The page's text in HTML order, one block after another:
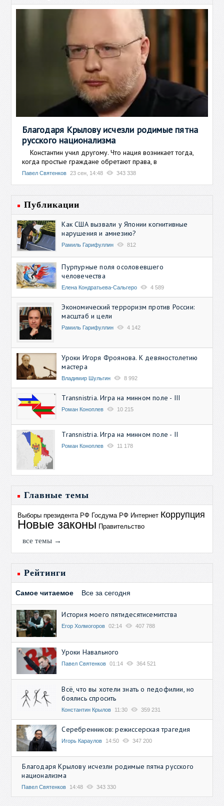
Благодаря Крылову исчезли родимые пятна
русского национализма
Константин учил другому. Что нация возникает тогда,
когда простые граждане обретают права, в
Павел Святенков 23 сен, 14:48 343 338
Публикации
Как США вызвали у Японии когнитивные
нарушения и амнезию?
Рамиль Гарифуллин 812
Пурпурные поля осоловевшего
человечества
Елена Кондратьева-Сальгеро 4 589
Экономический терроризм против России:
масштаб и цели
Рамиль Гарифуллин 4 142
Уроки Игоря Фроянова. К девяностолетию
мастера
Владимир Шульгин 8 992
Transnistria. Игра на минном поле - III
Роман Коноплев 10 215
Transnistria. Игра на минном поле - II
Роман Коноплев 11 178
Главные темы
Выборы президента РФ Госдума РФ Интернет Коррупция
Новые законы Правительство
все темы →
Рейтинги
Самое читаемое Все за сегодня
История моего пятидесятисемитства
Егор Холмогоров 02:14 407 788
Уроки Навального
Павел Святенков 01:14 364 521
Всё, что вы хотели знать о педофилии, но
боялись спросить
Константин Крылов 11:30 359 231
Серебренников: режиссерская трагедия
Игорь Караулов 14:50 347 200
Благодаря Крылову исчезли родимые пятна русского
национализма
Павел Святенков 14:48 343 330